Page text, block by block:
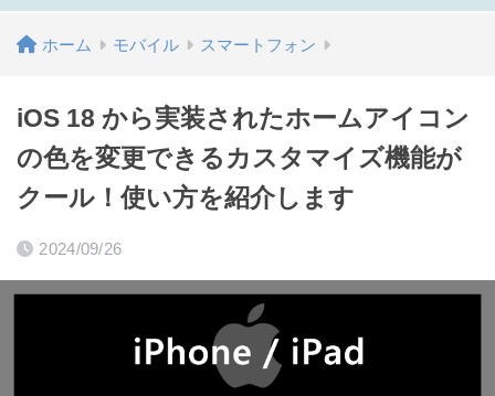
ホーム モバイル スマートフォン
iOS 18 から実装されたホームアイコン
の色を変更できるカスタマイズ機能が
クール！使い方を紹介します
2024/09/26